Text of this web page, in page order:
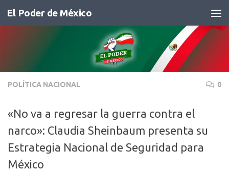
Saltar al contenido
El Poder de México
POLÍTICA NACIONAL 0
«No va a regresar la guerra contra el
narco»: Claudia Sheinbaum presenta su
Estrategia Nacional de Seguridad para
México